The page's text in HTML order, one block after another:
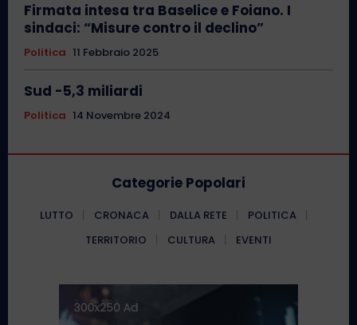
Firmata intesa tra Baselice e Foiano. I
sindaci: “Misure contro il declino”
Politica 11 Febbraio 2025
Sud -5,3 miliardi
Politica 14 Novembre 2024
Categorie Popolari
LUTTO CRONACA DALLA RETE
POLITICA
TERRITORIO
CULTURA EVENTI